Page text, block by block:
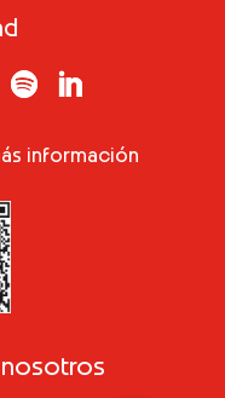
información